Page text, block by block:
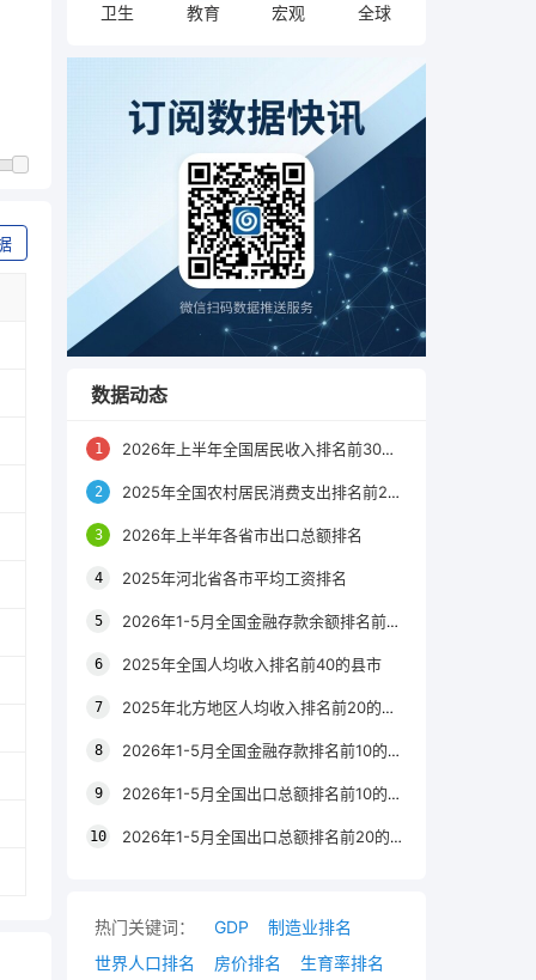
卫生 教育 宏观 全球
数据动态
2026年上半年全国居民收入排名前30的区县
2025年全国农村居民消费支出排名前20的城市
2026年上半年各省市出口总额排名
2025年河北省各市平均工资排名
2026年1-5月全国金融存款余额排名前20的城市
2025年全国人均收入排名前40的县市
2025年北方地区人均收入排名前20的城市
2026年1-5月全国金融存款排名前10的省份
2026年1-5月全国出口总额排名前10的省市
2026年1-5月全国出口总额排名前20的城市
热门关键词： GDP
制造业排名
世界人口排名
房价排名 生育率排名